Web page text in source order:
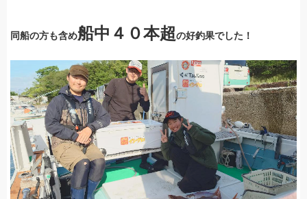
同船の方も含め船中４０本超の好釣果でした！